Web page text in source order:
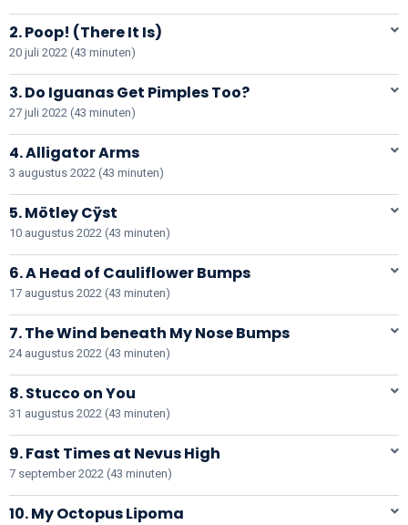
2. Poop! (There It Is)
20 juli 2022 (43 minuten)
3. Do Iguanas Get Pimples Too?
27 juli 2022 (43 minuten)
4. Alligator Arms
3 augustus 2022 (43 minuten)
5. Mötley Cÿst
10 augustus 2022 (43 minuten)
6. A Head of Cauliflower Bumps
17 augustus 2022 (43 minuten)
7. The Wind beneath My Nose Bumps
24 augustus 2022 (43 minuten)
8. Stucco on You
31 augustus 2022 (43 minuten)
9. Fast Times at Nevus High
7 september 2022 (43 minuten)
10. My Octopus Lipoma